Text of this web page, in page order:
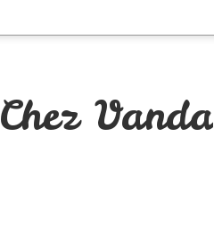
Chez Vanda